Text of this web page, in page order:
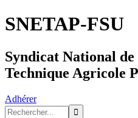
SNETAP-FSU
Syndicat National de
Technique Agricole
Adhérer